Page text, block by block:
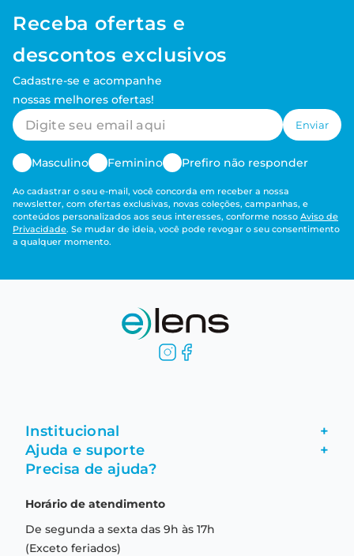
Receba ofertas e
descontos exclusivos
Cadastre-se e acompanhe
nossas melhores ofertas!
Enviar
Masculino Feminino Prefiro não responder
Ao cadastrar o seu e-mail, você concorda em receber a nossa
newsletter, com ofertas exclusivas, novas coleções, campanhas, e
conteúdos personalizados aos seus interesses, conforme nosso Aviso de
Privacidade. Se mudar de ideia, você pode revogar o seu consentimento
a qualquer momento.
Institucional +
Fale conosco
Formas de pagamento
Ajuda e suporte +
Garantia
Troca e devolução
Precisa de ajuda?
Horário de atendimento
De segunda a sexta das 9h às 17h
(Exceto feriados)